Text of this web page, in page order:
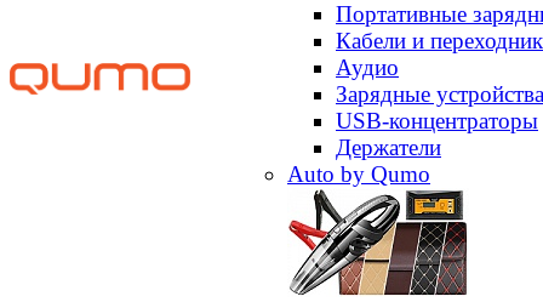
Портативные
Кабели и
Аудио
Зарядные устройства
USB-концентраторы
Держатели
Auto by Qumo